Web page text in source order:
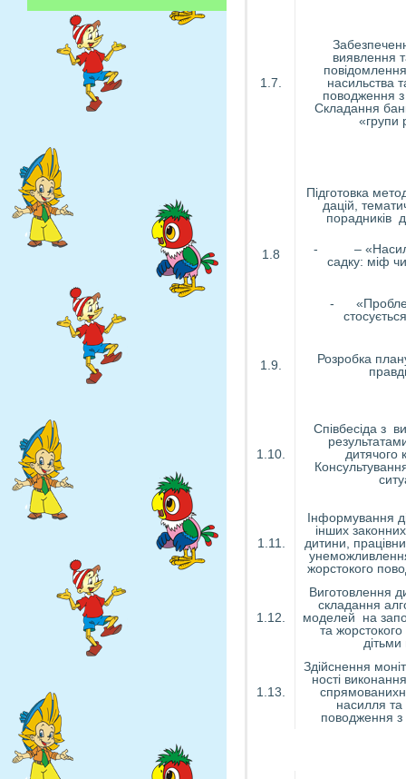
1.7.
виявлення
насильства
поводження
Складання
«групи
1.8
Підготовка
дацій,
порадників
- –
садку: міф
-
1.9.
Розробка
1.10.
Співбесіда з
дитячого
1.11.
Інформування
інших
дитини,
жорстокого
1.12.
Виготовлення
складання
моделей на
та
1.13.
Здійснення
ності
насилля та
поводження